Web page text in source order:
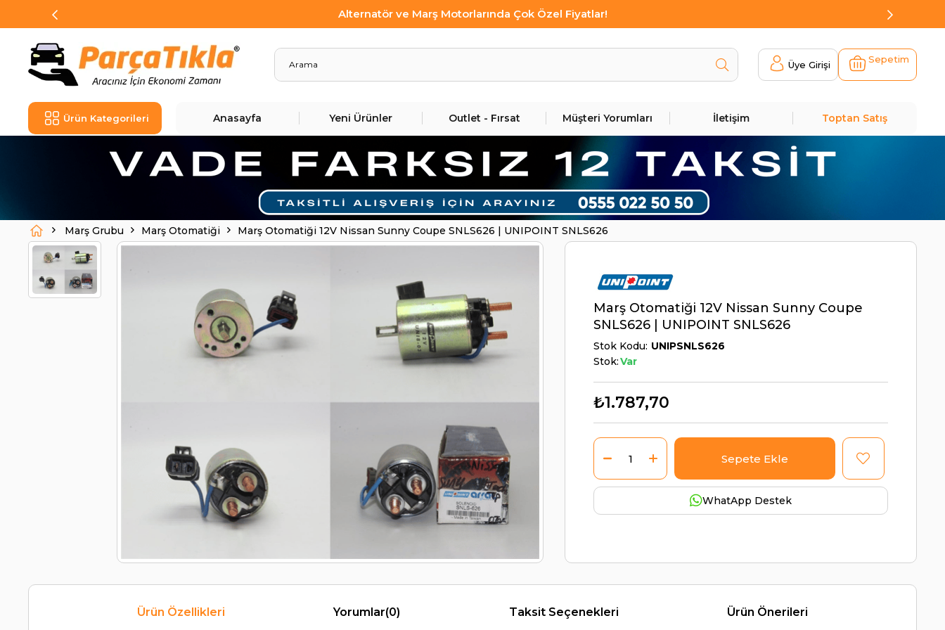
Alternatör ve Marş Motorlarında Çok Özel Fiyatlar!
Üye Girişi Sepetim
Ürün Kategorileri Anasayfa Yeni Ürünler Outlet - Fırsat Müşteri Yorumları İletişim Toptan Satış
Marş Grubu Marş Otomatiği Marş Otomatiği 12V Nissan Sunny Coupe SNLS626 | UNIPOINT SNLS626
Marş Otomatiği 12V Nissan Sunny Coupe
SNLS626 | UNIPOINT SNLS626
Stok Kodu UNIPSNLS626
Stok:Var
₺1.787,70
WhatApp Destek
Ürün Özellikleri Yorumlar(0) Taksit Seçenekleri Ürün Önerileri